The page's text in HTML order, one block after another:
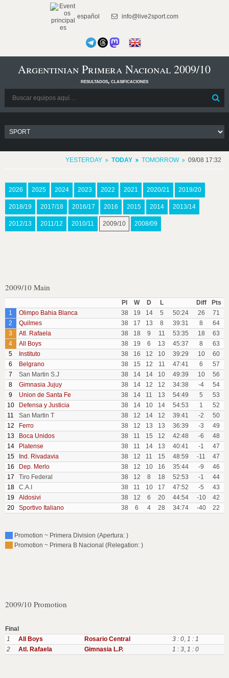
español info@live2sport.com
Argentinian Primera Nacional 2009/10
resultados, clasificaciones
YESTERDAY TODAY TOMORROW 09/08 17:32
2026 2025 2024 2023 2022 2021 2020/21 2019/20
2018/19 2017/18 2016/17 2016 2015 2014 2013/14
2012/13 2011/12 2010/11 2009/10 2008/09
2009/10 Main
Pl W D L Diff
Pts
1
Olimpo Bahia Blanca 38 19 14 5 50:24 26
71
2
Quilmes 38 17 13 8 39:31 8
64
3
Atl. Rafaela 38 18 9 11 53:35 18
63
4
All Boys 38 19 6 13 45:37 8
63
5
Instituto 38 16 12 10 39:29 10
60
6
Belgrano 38 15 12 11 47:41 6
57
7
San Martin S.J 38 14 14 10 49:39 10
56
8
Gimnasia Jujuy 38 14 12 12 34:38 -4
54
9
Union de Santa Fe 38 14 11 13 54:49 5
53
10
Defensa y Justicia 38 14 10 14 54:53 1
52
11
San Martin T 38 12 14 12 39:41 -2
50
12
Ferro 38 12 13 13 36:39 -3
49
13
Boca Unidos 38 11 15 12 42:48 -6
48
14
Platense 38 11 14 13 40:41 -1
47
15
Ind. Rivadavia 38 12 11 15 48:59 -11
47
16
Dep. Merlo 38 12 10 16 35:44 -9
46
17
Tiro Federal 38 12 8 18 52:53 -1
44
18
C.A.I 38 11 10 17 47:52 -5
43
19
Aldosivi 38 12 6 20 44:54 -10
42
20
Sportivo Italiano 38 6 4 28 34:74 -40 22
Promotion ~ Primera Division (Apertura: )
Promotion ~ Primera B Nacional (Relegation: )
2009/10 Promotion
Final
1
All Boys Rosario Central 3 : 0, 1 : 1
2
Atl. Rafaela Gimnasia L.P. 1 : 3, 1 : 0